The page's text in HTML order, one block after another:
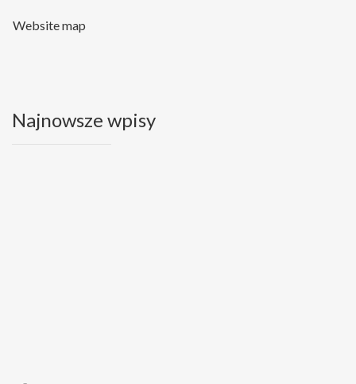
Website map
Najnowsze wpisy